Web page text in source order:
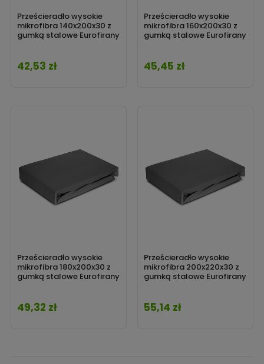
Prześcieradło wysokie
mikrofibra 140x200x30 z
gumką stalowe Eurofirany
Cena
42,53 zł
Prześcieradło wysokie
mikrofibra 160x200x30 z
gumką stalowe Eurofirany
Cena
45,45 zł
Prześcieradło wysokie
mikrofibra 180x200x30 z
gumką stalowe Eurofirany
Cena
49,32 zł
Prześcieradło wysokie
mikrofibra 200x220x30 z
gumką stalowe Eurofirany
Cena
55,14 zł